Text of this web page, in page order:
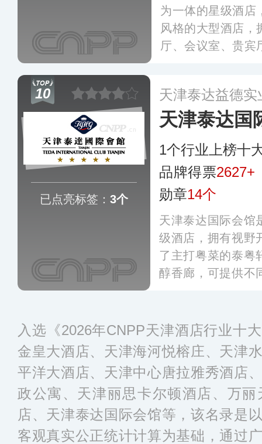
为一体的星级酒店
风格的大型酒店，
厅、会议室、贵宾
10
已点亮标签： 3个
天津泰达益德
天津泰达国
1个行业上榜十
品牌得票2627+
勋章14个
天津泰达国际会馆
级酒店，拥有视野
了主打粤菜的泰粤
醇香廊，可提供不
鸡尾酒会、商务会
入选《2026年CNPP天津酒店行业十
金皇大酒店、天津海河悦榕庄、天津
平洋大酒店、天津中心唐拉雅秀酒店
政公寓、天津丽思卡尔顿酒店、万
店、天津泰达国际会馆等，该名录是
客观真实公正统计计算为基础，通过